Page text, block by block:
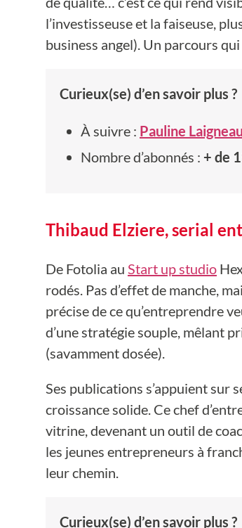
l’investisseuse et la faiseuse,
business angel). Un parcours
Curieux(se) d’en savoir plus ?
À suivre : Pauline Laigneau
Nombre d’abonnés : + de
Thibaud Elziere, serial
De Fotolia au Start up studio
rodés. Pas d’effet de manche,
précise de ce qu’entreprendre
d’une stratégie souple, mêlant
(savamment dosée).
Ses publications s’appuient sur
croissance solide. Ce chef
vitrine, devenant un outil de
les jeunes entrepreneurs à
leur chemin.
Curieux(se) d’en savoir plus ?